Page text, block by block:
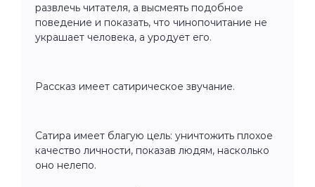
развлечь читателя, а высмеять подобное
поведение и показать, что чинопочитание не
украшает человека, а уродует его.
Рассказ имеет сатирическое звучание.
Сатира имеет благую цель: уничтожить плохое
качество личности, показав людям, насколько
оно нелепо.